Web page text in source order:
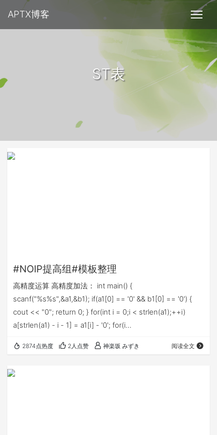
APTX博客
ST表
#NOIP提高组#模板整理
高精度运算 高精度加法： int main() {
scanf("%s%s",&a1,&b1); if(a1[0] == '0' && b1[0] == '0') {
cout << "0"; return 0; } for(int i = 0;i < strlen(a1);++i)
a[strlen(a1) - i - 1] = a1[i] - '0'; for(i…
2874点热度 2人点赞 神楽坂 みずき 阅读全文